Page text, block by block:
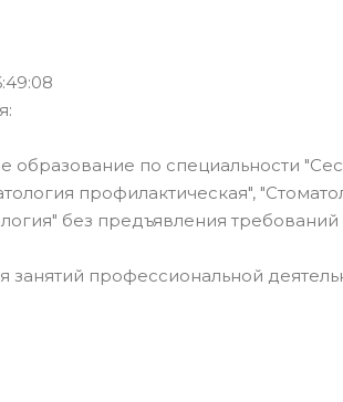
образование по специальности
профилактическая",
без предъявления
занятий профессиональной